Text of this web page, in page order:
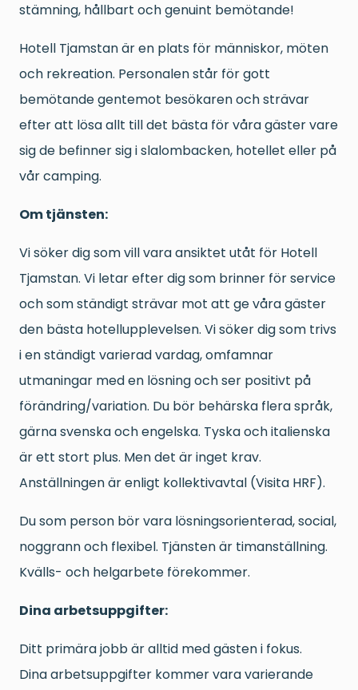
stämning, hållbart och genuint bemötande!
Hotell Tjamstan är en plats för människor, möten
och rekreation. Personalen står för gott
bemötande gentemot besökaren och strävar
efter att lösa allt till det bästa för våra gäster vare
sig de befinner sig i slalombacken, hotellet eller på
vår camping.
Om tjänsten:
Vi söker dig som vill vara ansiktet utåt för Hotell
Tjamstan. Vi letar efter dig som brinner för service
och som ständigt strävar mot att ge våra gäster
den bästa hotellupplevelsen. Vi söker dig som trivs
i en ständigt varierad vardag, omfamnar
utmaningar med en lösning och ser positivt på
förändring/variation. Du bör behärska flera språk,
gärna svenska och engelska. Tyska och italienska
är ett stort plus. Men det är inget krav.
Anställningen är enligt kollektivavtal (Visita HRF).
Du som person bör vara lösningsorienterad, social,
noggrann och flexibel. Tjänsten är timanställning.
Kvälls- och helgarbete förekommer.
Dina arbetsuppgifter:
Ditt primära jobb är alltid med gästen i fokus.
Dina arbetsuppgifter kommer vara varierande